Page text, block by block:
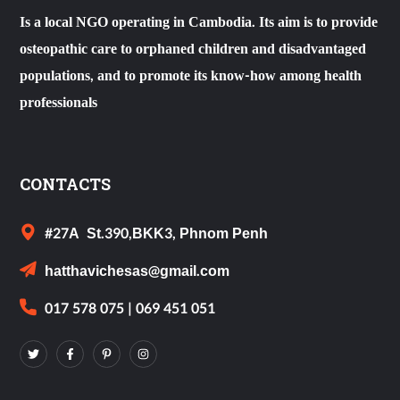
Is a local NGO operating in Cambodia. Its aim is to provide
osteopathic care to orphaned children and disadvantaged
populations, and to promote its know-how among health
professionals
CONTACTS
#27A St.390,BKK3, Phnom Penh
hatthavichesas@gmail.com
017 578 075 | 069 451 051